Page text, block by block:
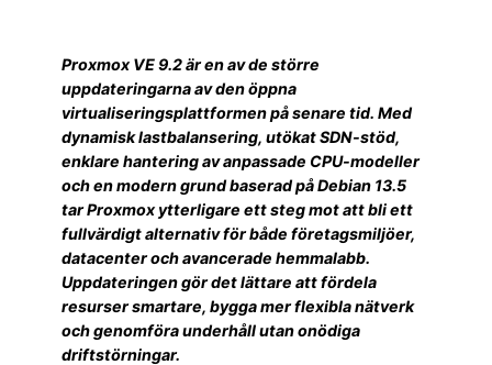
Proxmox VE 9.2 är en av de större
uppdateringarna av den öppna
virtualiseringsplattformen på senare tid. Med
dynamisk lastbalansering, utökat SDN-stöd,
enklare hantering av anpassade CPU-modeller
och en modern grund baserad på Debian 13.5
tar Proxmox ytterligare ett steg mot att bli ett
fullvärdigt alternativ för både företagsmiljöer,
datacenter och avancerade hemmalabb.
Uppdateringen gör det lättare att fördela
resurser smartare, bygga mer flexibla nätverk
och genomföra underhåll utan onödiga
driftstörningar.